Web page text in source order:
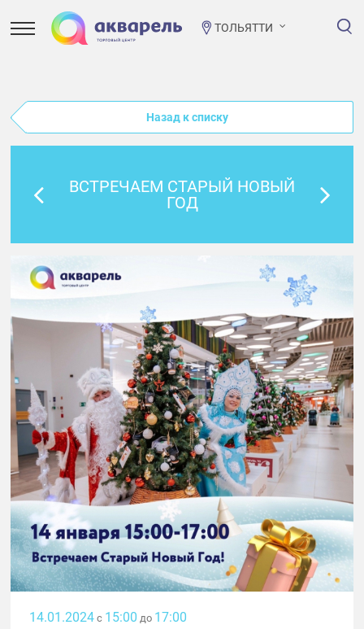
ТОЛЬЯТТИ
Назад к списку
ВСТРЕЧАЕМ СТАРЫЙ НОВЫЙ
ГОД
14.01.2024с 15:00 до 17:00